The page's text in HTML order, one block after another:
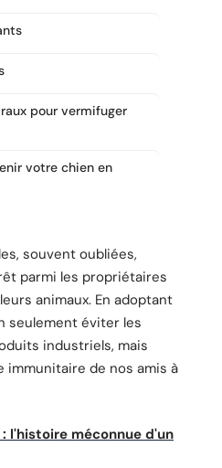
pour vermifuger
votre chien en
souvent oubliées,
parmi les propriétaires
animaux. En adoptant
seulement éviter les
industriels, mais
de nos amis à
l'histoire méconnue d'un